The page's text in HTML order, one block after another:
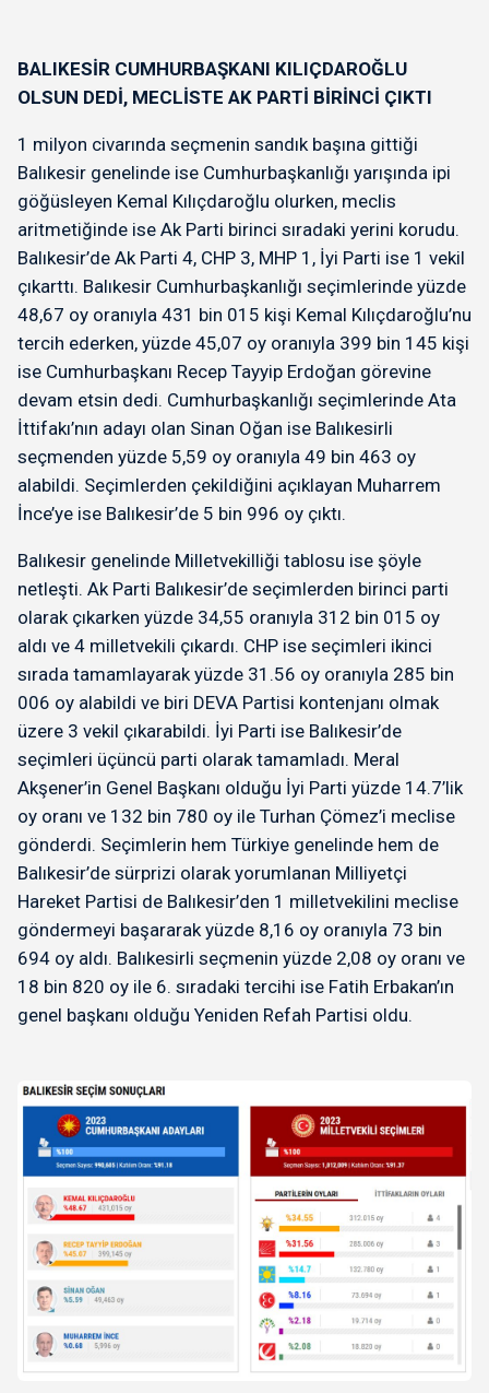
BALIKESİR CUMHURBAŞKANI KILIÇDAROĞLU
OLSUN DEDİ, MECLİSTE AK PARTİ BİRİNCİ ÇIKTI
1 milyon civarında seçmenin sandık başına gittiği
Balıkesir genelinde ise Cumhurbaşkanlığı yarışında ipi
göğüsleyen Kemal Kılıçdaroğlu olurken, meclis
aritmetiğinde ise Ak Parti birinci sıradaki yerini korudu.
Balıkesir’de Ak Parti 4, CHP 3, MHP 1, İyi Parti ise 1 vekil
çıkarttı. Balıkesir Cumhurbaşkanlığı seçimlerinde yüzde
48,67 oy oranıyla 431 bin 015 kişi Kemal Kılıçdaroğlu’nu
tercih ederken, yüzde 45,07 oy oranıyla 399 bin 145 kişi
ise Cumhurbaşkanı Recep Tayyip Erdoğan görevine
devam etsin dedi. Cumhurbaşkanlığı seçimlerinde Ata
İttifakı’nın adayı olan Sinan Oğan ise Balıkesirli
seçmenden yüzde 5,59 oy oranıyla 49 bin 463 oy
alabildi. Seçimlerden çekildiğini açıklayan Muharrem
İnce’ye ise Balıkesir’de 5 bin 996 oy çıktı.
Balıkesir genelinde Milletvekilliği tablosu ise şöyle
netleşti. Ak Parti Balıkesir’de seçimlerden birinci parti
olarak çıkarken yüzde 34,55 oranıyla 312 bin 015 oy
aldı ve 4 milletvekili çıkardı. CHP ise seçimleri ikinci
sırada tamamlayarak yüzde 31.56 oy oranıyla 285 bin
006 oy alabildi ve biri DEVA Partisi kontenjanı olmak
üzere 3 vekil çıkarabildi. İyi Parti ise Balıkesir’de
seçimleri üçüncü parti olarak tamamladı. Meral
Akşener’in Genel Başkanı olduğu İyi Parti yüzde 14.7’lik
oy oranı ve 132 bin 780 oy ile Turhan Çömez’i meclise
gönderdi. Seçimlerin hem Türkiye genelinde hem de
Balıkesir’de sürprizi olarak yorumlanan Milliyetçi
Hareket Partisi de Balıkesir’den 1 milletvekilini meclise
göndermeyi başararak yüzde 8,16 oy oranıyla 73 bin
694 oy aldı. Balıkesirli seçmenin yüzde 2,08 oy oranı ve
18 bin 820 oy ile 6. sıradaki tercihi ise Fatih Erbakan’ın
genel başkanı olduğu Yeniden Refah Partisi oldu.